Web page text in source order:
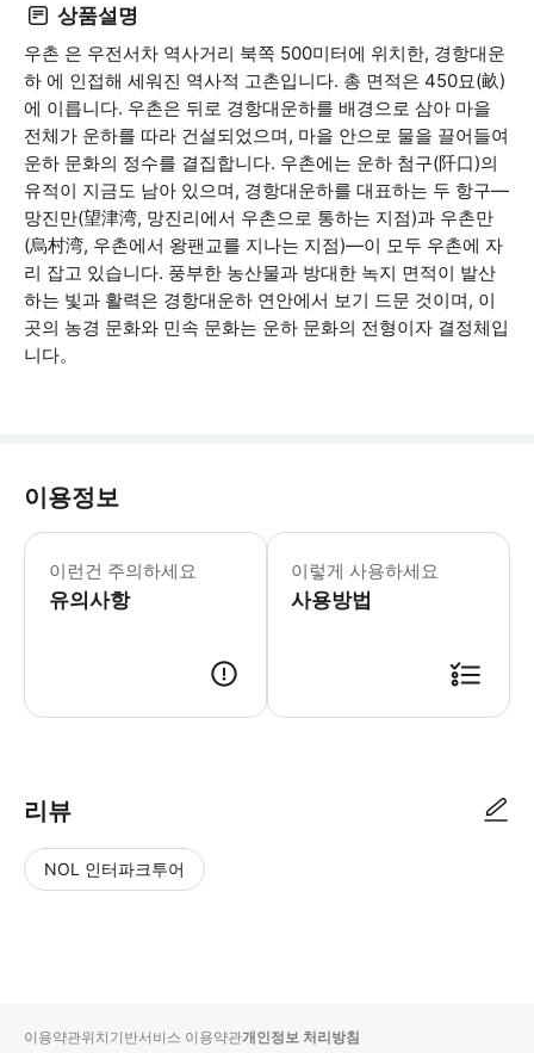
상품설명
우촌 은 우전서차 역사거리 북쪽 500미터에 위치한, 경항대운
하 에 인접해 세워진 역사적 고촌입니다. 총 면적은 450묘(畝)
에 이릅니다. 우촌은 뒤로 경항대운하를 배경으로 삼아 마을
전체가 운하를 따라 건설되었으며, 마을 안으로 물을 끌어들여
운하 문화의 정수를 결집합니다. 우촌에는 운하 첨구(阡口)의
유적이 지금도 남아 있으며, 경항대운하를 대표하는 두 항구—
망진만(望津湾, 망진리에서 우촌으로 통하는 지점)과 우촌만
(烏村湾, 우촌에서 왕팬교를 지나는 지점)—이 모두 우촌에 자
리 잡고 있습니다. 풍부한 농산물과 방대한 녹지 면적이 발산
하는 빛과 활력은 경항대운하 연안에서 보기 드문 것이며, 이
곳의 농경 문화와 민속 문화는 운하 문화의 전형이자 결정체입
니다。
이용정보
이런건 주의하세요
유의사항
무료 입장: 다음 증명서 중 하나를 제
이렇게 사용하세요
사용방법
리뷰
NOL 인터파크투어
입니
순
상
이용약관위치기반서비스 이용약관개인정보 처리방침